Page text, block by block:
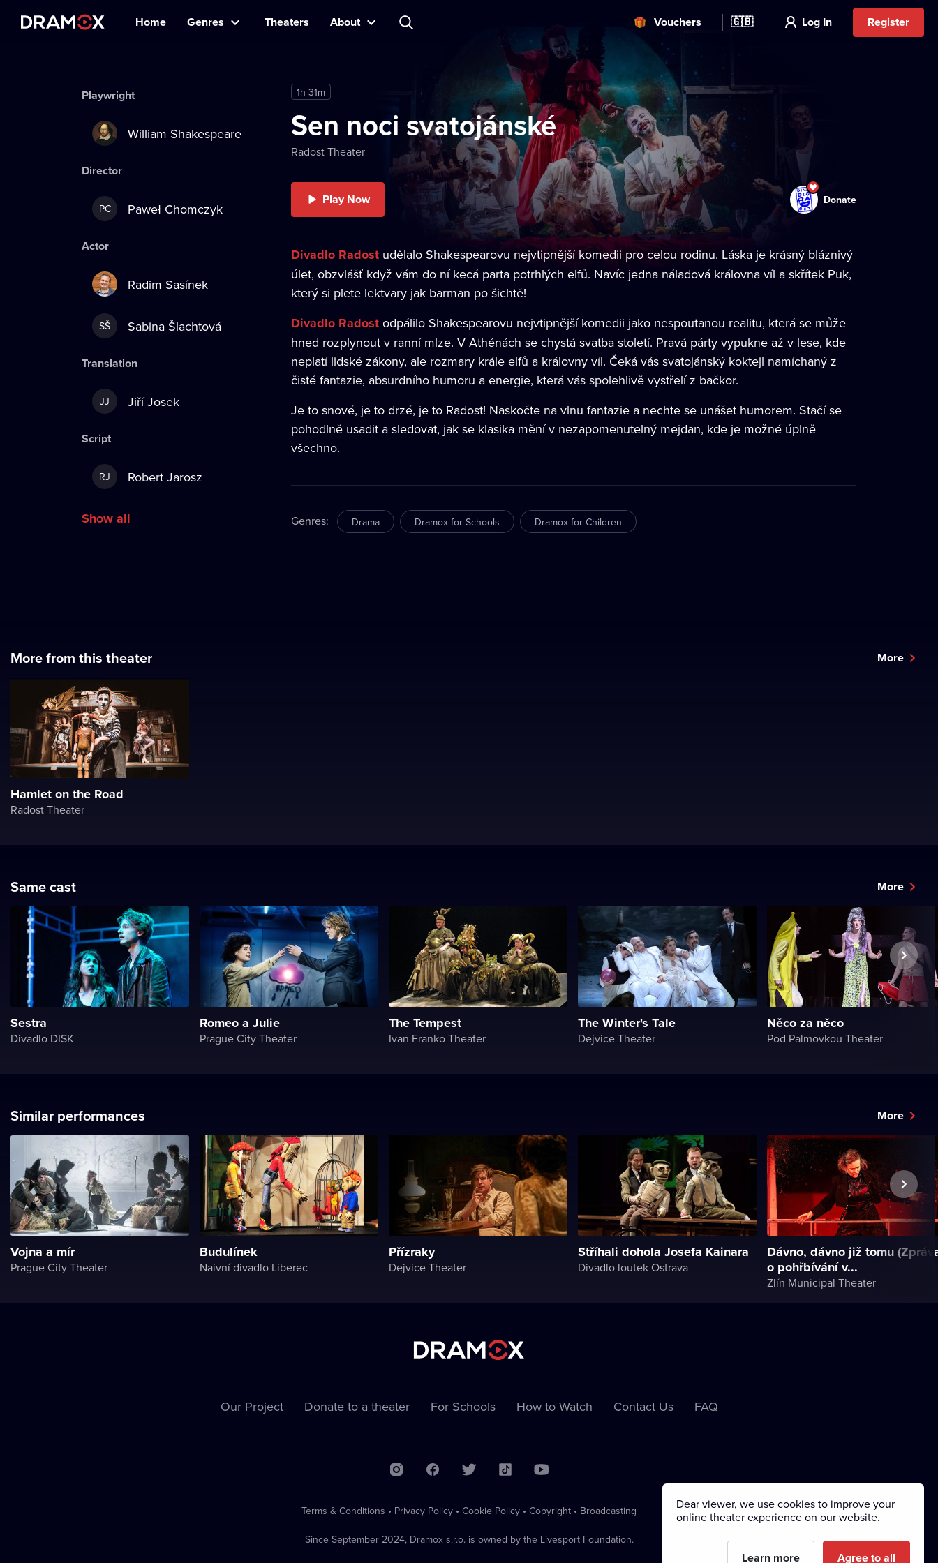
Home Genres Theaters About Vouchers 🇬🇧 Log In Register
1h 31m
Sen noci svatojánské
Radost Theater
Play Now Donate
Divadlo Radost udělalo Shakespearovu nejvtipnější komedii pro celou rodinu. Láska je krásný bláznivý
úlet, obzvlášť když vám do ní kecá parta potrhlých elfů. Navíc jedna náladová královna víl a skřítek Puk,
který si plete lektvary jak barman po šichtě!
Divadlo Radost odpálilo Shakespearovu nejvtipnější komedii jako nespoutanou realitu, která se může
hned rozplynout v ranní mlze. V Athénách se chystá svatba století. Pravá párty vypukne až v lese, kde
neplatí lidské zákony, ale rozmary krále elfů a královny víl. Čeká vás svatojánský koktejl namíchaný z
čisté fantazie, absurdního humoru a energie, která vás spolehlivě vystřelí z bačkor.
Je to snové, je to drzé, je to Radost! Naskočte na vlnu fantazie a nechte se unášet humorem. Stačí se
pohodlně usadit a sledovat, jak se klasika mění v nezapomenutelný mejdan, kde je možné úplně
všechno.
Genres: Drama Dramox for Schools Dramox for Children
Playwright
William Shakespeare
Director
PC Paweł Chomczyk
Actor
Radim Sasínek
SŠ Sabina Šlachtová
Translation
JJ Jiří Josek
Script
RJ Robert Jarosz
Show all
More from this theater More
Hamlet on the Road
Radost Theater
Same cast More
Sestra
Divadlo DISK
Romeo a Julie
Prague City Theater
The Tempest
Ivan Franko Theater
The Winter's Tale
Dejvice Theater
Něco za něco
Pod Palmovkou Theater
Similar performances More
Vojna a mír
Prague City Theater
Budulínek
Naivní divadlo Liberec
Přízraky
Dejvice Theater
Stříhali dohola Josefa Kainara
Divadlo loutek Ostrava
Dávno, dávno již tomu
o pohřbívání v...
Zlín Municipal Theater
Our Project Donate to a theater For Schools How to Watch Contact Us FAQ
Terms & Conditions • Privacy Policy • Cookie Policy • Copyright • Broadcasting
Since September 2024, Dramox s.r.o. is owned by the Livesport Foundation.
Dear viewer, we use cookies to improve your
online theater experience on our website.
Learn more Agree to all